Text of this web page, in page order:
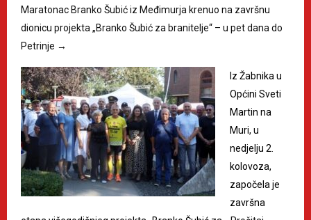
Maratonac Branko Šubić iz Međimurja krenuo na završnu
dionicu projekta „Branko Šubić za branitelje“ – u pet dana do
Petrinje →
Iz Žabnika u
Općini Sveti
Martin na
Muri, u
nedjelju 2.
kolovoza,
započela je
završna